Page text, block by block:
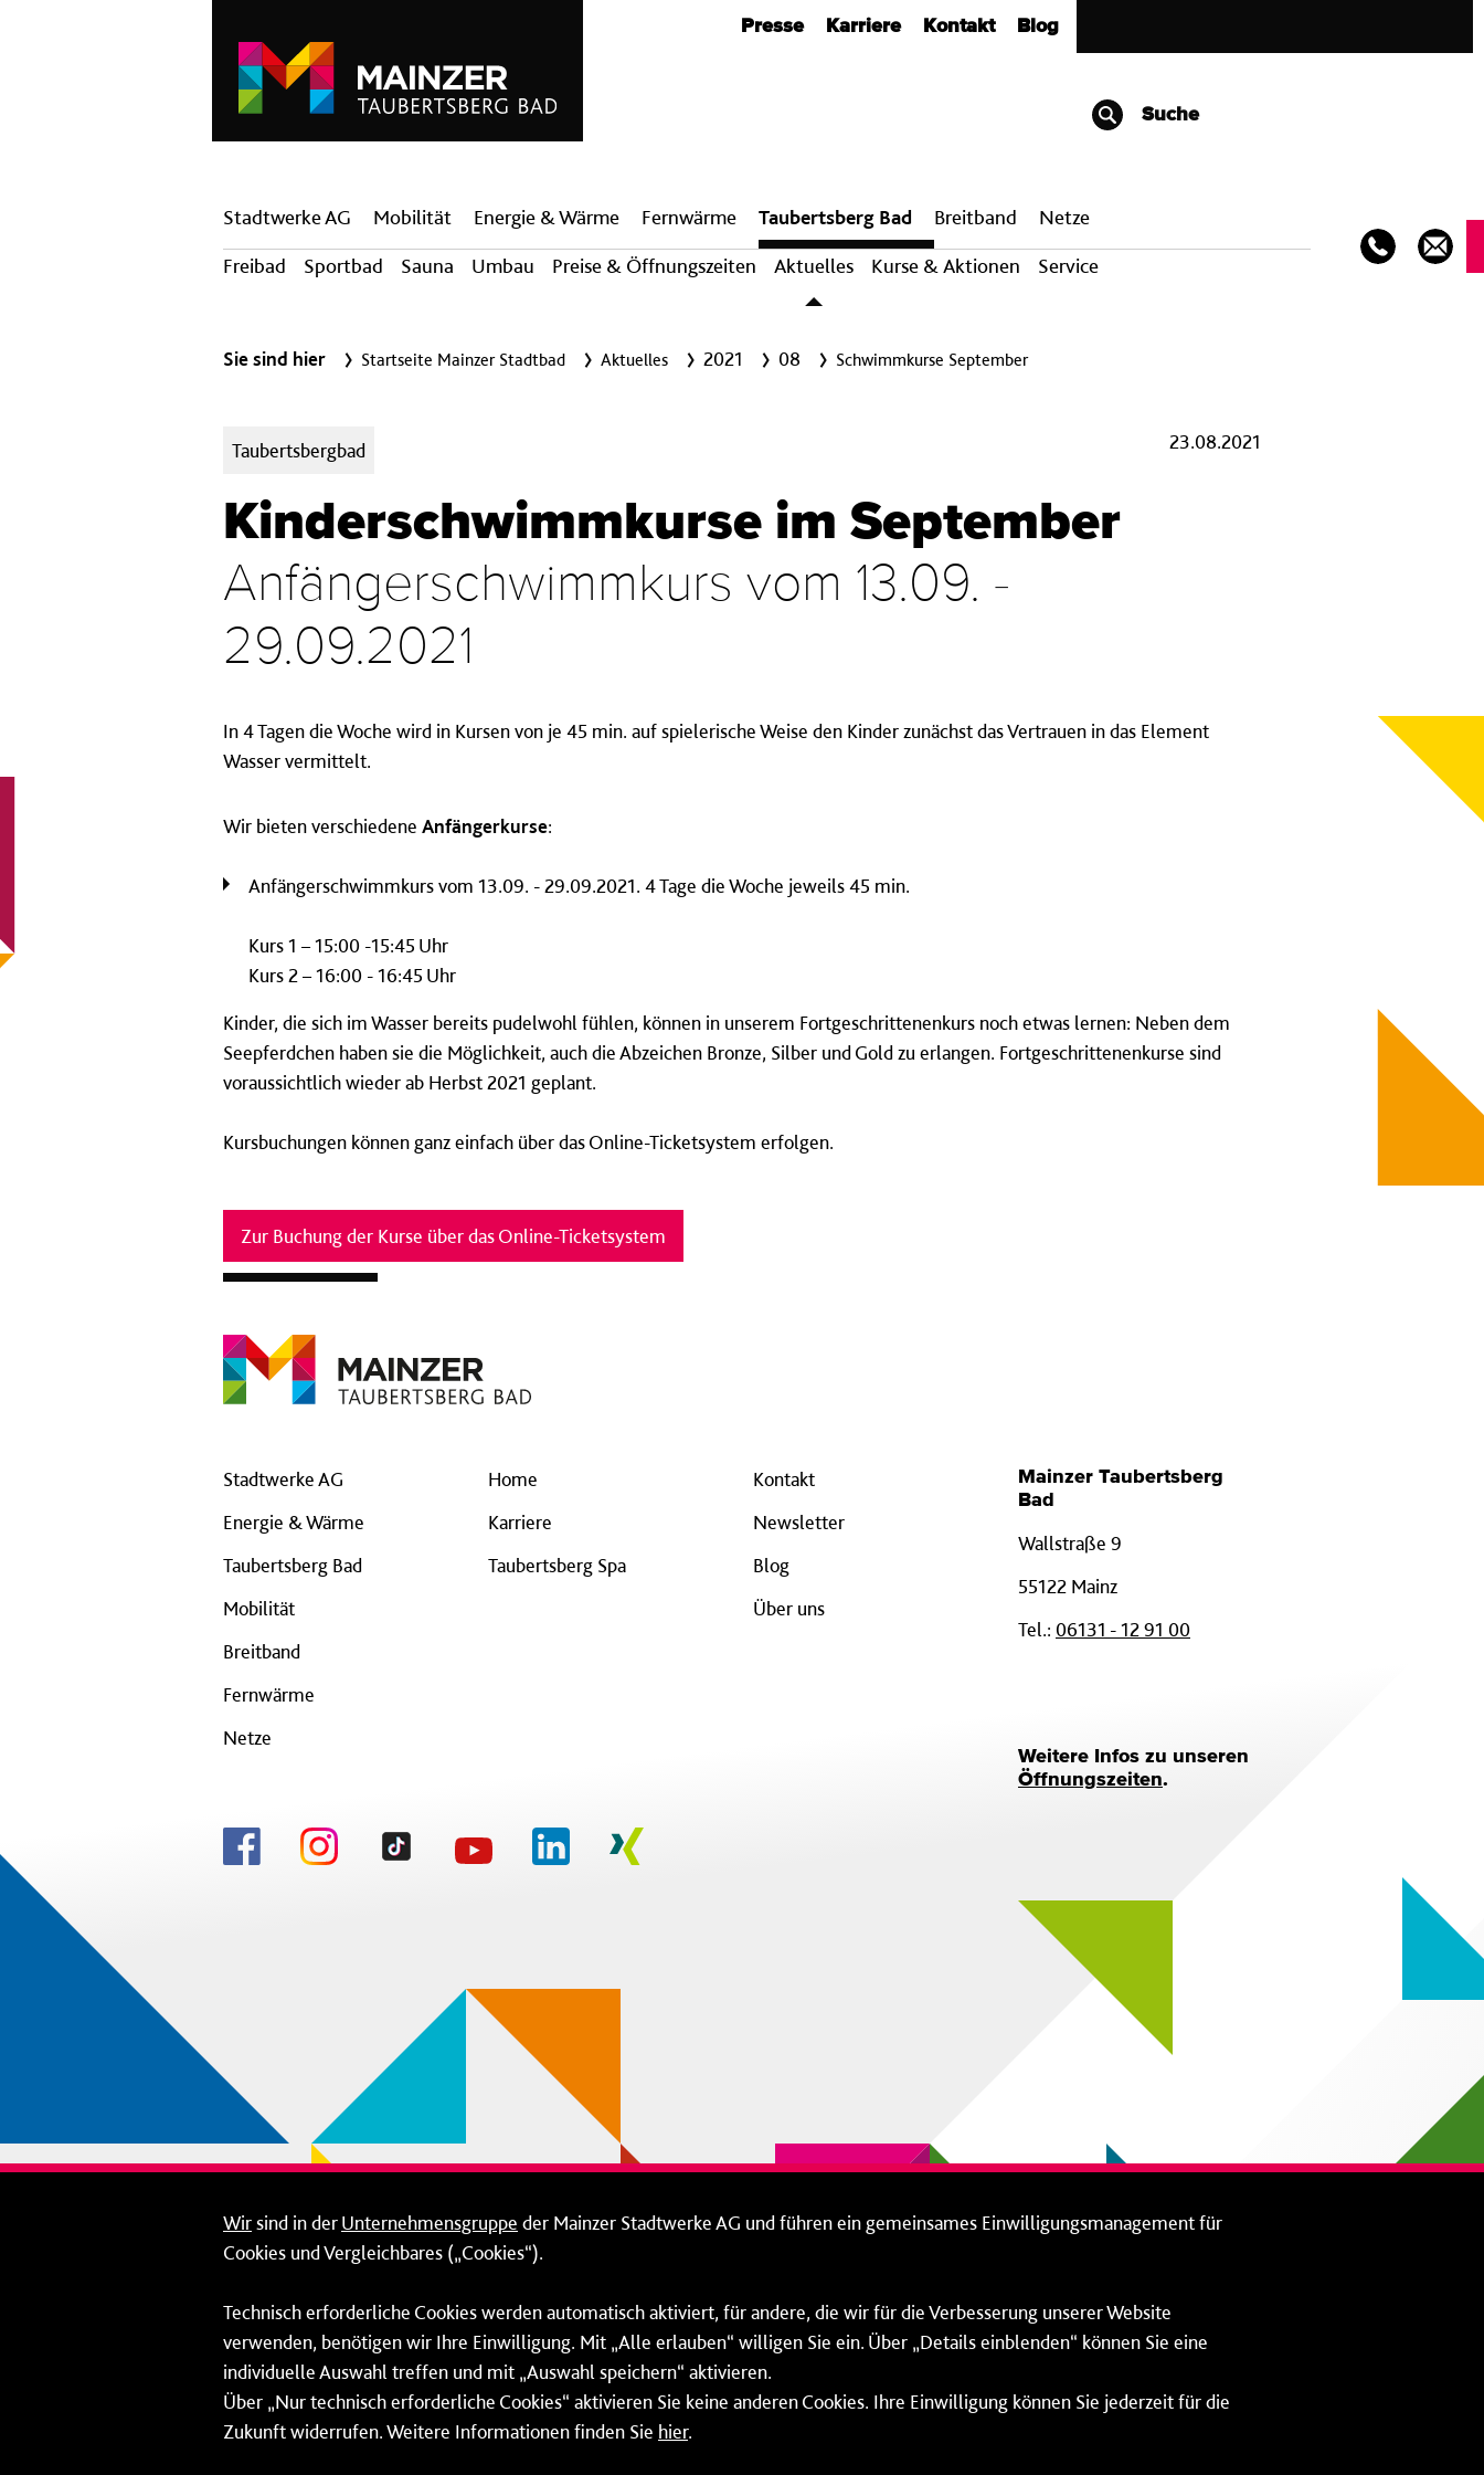
Presse Karriere Kontakt Blog
Suche
Hauptnavigation
Stadtwerke AG Mobilität Energie & Wärme Fern­wärme
Taubertsberg Bad
Freibad
Sportbad Sauna Umbau Preise & Öffnungszeiten Aktuelles Kurse & Aktionen Service
Breit­band Netze
Sie sind hier Startseite Mainzer Stadtbad Aktuelles 2021 08 Schwimmkurse September
Kategorien:
Taubertsbergbad 23.08.2021
Kinderschwimmkurse im September
Anfängerschwimmkurs vom 13.09. -
29.09.2021
In 4 Tagen die Woche wird in Kursen von je 45 min. auf spielerische Weise den Kinder zunächst das Vertrauen in das Element
Wasser vermittelt.
Wir bieten verschiedene Anfängerkurse:
Anfängerschwimmkurs vom 13.09. - 29.09.2021. 4 Tage die Woche jeweils 45 min.
Kurs 1 – 15:00 -15:45 Uhr
Kurs 2 – 16:00 - 16:45 Uhr
Kinder, die sich im Wasser bereits pudelwohl fühlen, können in unserem Fortgeschrittenenkurs noch etwas lernen: Neben dem
Seepferdchen haben sie die Möglichkeit, auch die Abzeichen Bronze, Silber und Gold zu erlangen. Fortgeschrittenenkurse sind
voraussichtlich wieder ab Herbst 2021 geplant.
Kursbuchungen können ganz einfach über das Online-Ticketsystem erfolgen.
Zur Buchung der Kurse über das Online-Ticketsystem
Stadtwerke AG
Energie & Wärme
Taubertsberg Bad
Mobilität
Breitband
Fernwärme
Netze
Home
Karriere
Taubertsberg Spa
Kontakt
Newsletter
Blog
Über uns
Mainzer Taubertsberg
Bad
Wallstraße 9
55122 Mainz
Tel.: 06131 - 12 91 00
Weitere Infos zu unseren
Öffnungszeiten.
Wirsind in derUnternehmensgruppe der Mainzer Stadtwerke AG und führen ein gemeinsames Einwilligungsmanagement für
Cookies und Vergleichbares („Cookies“).
Technisch erforderliche Cookies werden automatisch aktiviert, für andere, die wir für die Verbesserung unserer Website
verwenden, benötigen wir Ihre Einwilligung. Mit „Alle erlauben“ willigen Sie ein. Über „Details einblenden“ können Sie eine
individuelle Auswahl treffen und mit „Auswahl speichern“ aktivieren.
Über „Nur technisch erforderliche Cookies“ aktivieren Sie keine anderen Cookies. Ihre Einwilligung können Sie jederzeit für die
Zukunft widerrufen. Weitere Informationen finden Sie hier.